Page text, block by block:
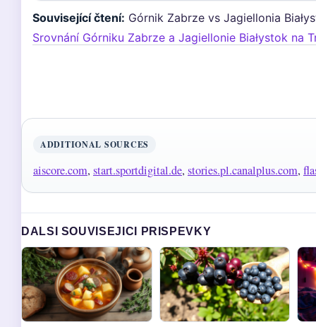
Související čtení: Górnik Zabrze vs Jagiellonia
Srovnání Górniku Zabrze a Jagiellonie Białystok na
ADDITIONAL SOURCES
aiscore.com, start.sportdigital.de, stories.pl.canalplus.com,
DALSI SOUVISEJICI PRISPEVKY